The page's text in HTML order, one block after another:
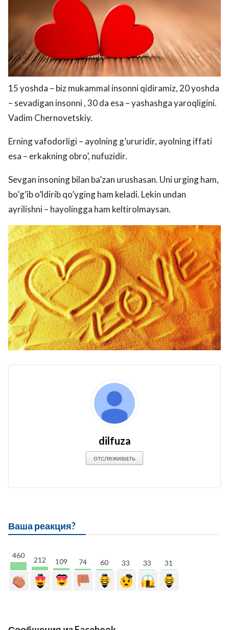
15 yoshda – biz mukammal insonni qidiramiz, 20 yoshda
– sevadigan insonni , 30 da esa – yashashga yaroqligini.
Vadim Chernovetskiy.
Erning vafodorligi – ayolning g’ururidir, ayolning iffati
esa – erkakning obro’, nufuzidir.
Sevgan insoning bilan ba’zan urushasan. Uni urging ham,
bo’g’ib o’ldirib qo’yging ham keladi. Lekin undan
ayrilishni – hayolingga ham keltirolmaysan.
dilfuza
отслеживать
Ваша реакция?
460 212 109 74 60 33 33 31